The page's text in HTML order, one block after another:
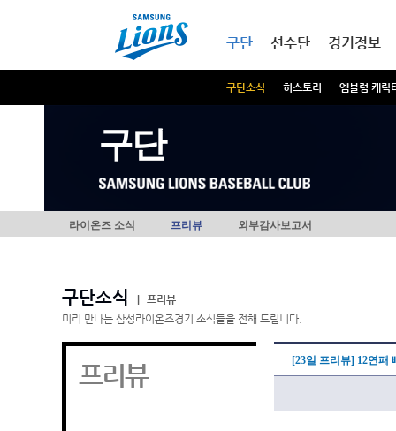
구단
구단소식 히스토리 엠블럼 캐릭
선수단 경기정보
구단
라이온즈 소식 프리뷰 외부감사보고서
구단소식
프리뷰
미리 만나는 삼성라이온즈경기 소식들을 전해 드립니다.
프리뷰 [23일 프리뷰] 12연패